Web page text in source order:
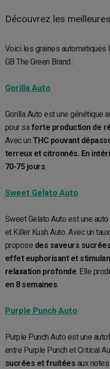
Découvrez les
Voici les graines automatiques
GB The Green Brand :
Gorilla Auto
Gorilla Auto est une génétique
pour saforte production de
Avec un THC pouvant
terreux et citronnés. En
70-75 jours.
Sweet Gelato Auto
Sweet Gelato Auto est une
et Killer Kush Auto. Avec un
propose des saveurs
effet euphorisant et
relaxation profonde. Elle
en 8 semaines.
Purple Punch Auto
Purple Punch Auto est une
entre Purple Punch et Critical
sucrées et fruitées aux